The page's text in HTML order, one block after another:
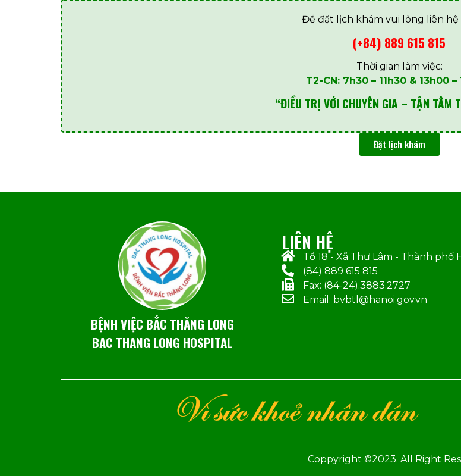
Để đặt lịch khám vui lòng liên hệ
(+84) 889 615 815
Thời gian làm việc:
T2-CN: 7h30 – 11h30 & 13h00 –
“ĐIỀU TRỊ VỚI CHUYÊN GIA – TẬN TÂM
Đặt lịch khám
BỆNH VIỆC BẮC THĂNG LONG
BAC THANG LONG HOSPITAL
LIÊN HỆ
Tổ 18 - Xã Thư Lâm - Thành phố
(84) 889 615 815
Fax: (84-24).3883.2727
Email: bvbtl@hanoi.gov.vn
Coppyright ©2023. All Right